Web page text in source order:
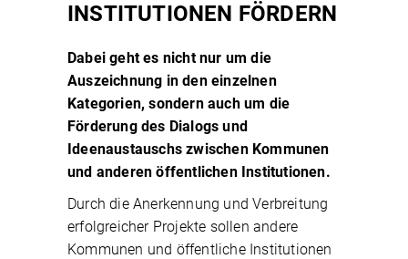
INSTITUTIONEN FÖRDERN
Dabei geht es nicht nur um die
Auszeichnung in den einzelnen
Kategorien, sondern auch um die
Förderung des Dialogs und
Ideenaustauschs zwischen Kommunen
und anderen öffentlichen Institutionen.
Durch die Anerkennung und Verbreitung
erfolgreicher Projekte sollen andere
Kommunen und öffentliche Institutionen